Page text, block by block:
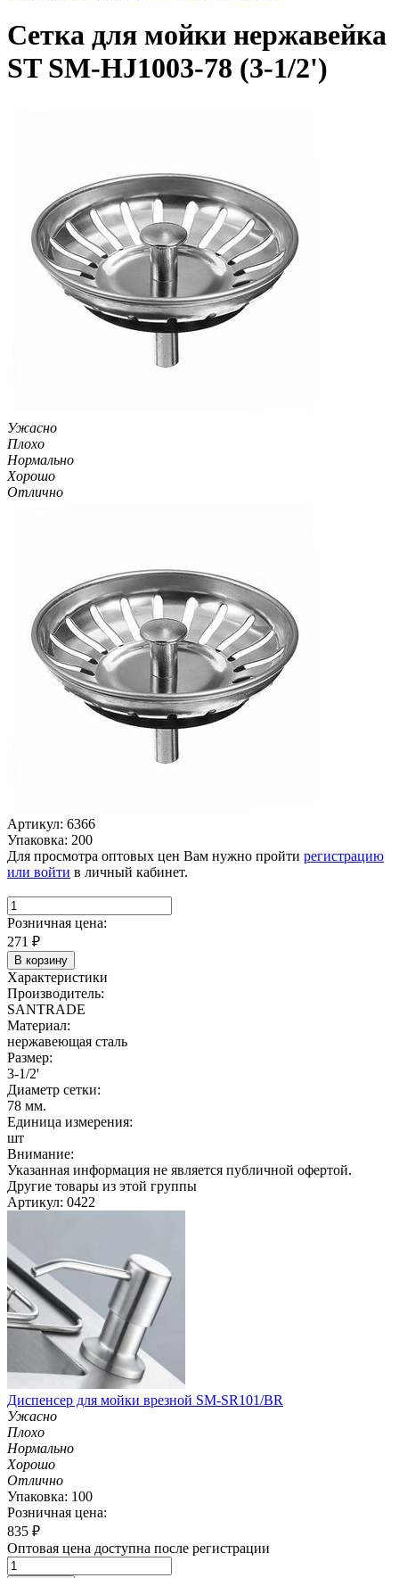
Сетка для мойки нержавейка
ST SM-HJ1003-78 (3-1/2')
Ужасно
Плохо
Нормально
Хорошо
Отлично
Артикул: 6366
Упаковка: 200
Для просмотра оптовых цен Вам нужно пройти регистрацию
или войти в личный кабинет.
Розничная цена:
271 ₽
В корзину
Характеристики
Производитель:
SANTRADE
Материал:
нержавеющая сталь
Размер:
3-1/2'
Диаметр сетки:
78 мм.
Единица измерения:
шт
Внимание:
Указанная информация не является публичной офертой.
Другие товары из этой группы
Артикул: 0422
Диспенсер для мойки врезной SM-SR101/BR
Ужасно
Плохо
Нормально
Хорошо
Отлично
Упаковка: 100
Розничная цена:
835 ₽
Оптовая цена доступна после регистрации